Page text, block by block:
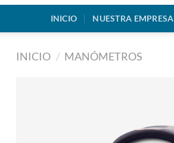
INICIO NUESTRA EMPRESA
INICIO / MANÓMETROS